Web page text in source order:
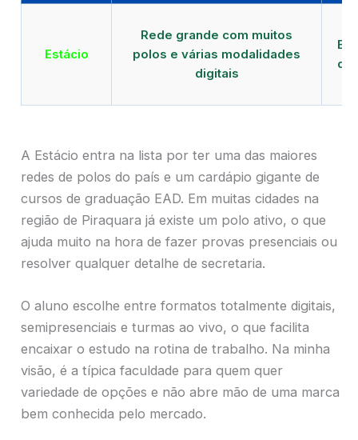
Estácio
Rede grande com muitos
polos e várias modalidades
digitais
de
A Estácio entra na lista por ter uma das maiores
redes de polos do país e um cardápio gigante de
cursos de graduação EAD. Em muitas cidades na
região de Piraquara já existe um polo ativo, o que
ajuda muito na hora de fazer provas presenciais ou
resolver qualquer detalhe de secretaria.
O aluno escolhe entre formatos totalmente digitais,
semipresenciais e turmas ao vivo, o que facilita
encaixar o estudo na rotina de trabalho. Na minha
visão, é a típica faculdade para quem quer
variedade de opções e não abre mão de uma marca
bem conhecida pelo mercado.